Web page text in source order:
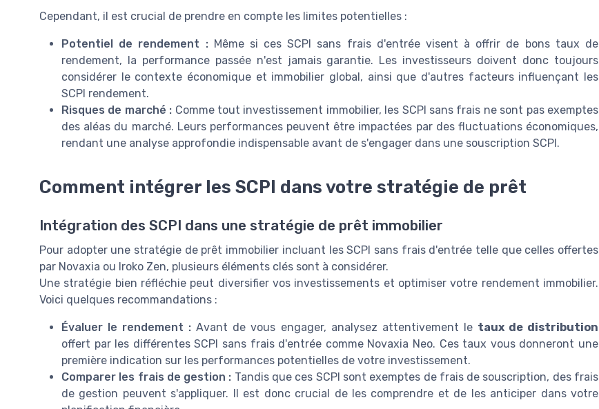
Cependant, il est crucial de prendre en compte les limites potentielles :
Potentiel de rendement :Même si ces SCPI sans frais d'entrée visent à offrir de bons taux de
rendement, la performance passée n'est jamais garantie. Les investisseurs doivent donc toujours
considérer le contexte économique et immobilier global, ainsi que d'autres facteurs influençant les
SCPI rendement.
Risques de marché : Comme tout investissement immobilier, les SCPI sans frais ne sont pas exemptes
des aléas du marché. Leurs performances peuvent être impactées par des fluctuations économiques,
rendant une analyse approfondie indispensable avant de s'engager dans une souscription SCPI.
Comment intégrer les SCPI dans votre stratégie de prêt
Intégration des SCPI dans une stratégie de prêt immobilier
Pour adopter une stratégie de prêt immobilier incluant les SCPI sans frais d'entrée telle que celles offertes
par Novaxia ou Iroko Zen, plusieurs éléments clés sont à considérer.
Une stratégie bien réfléchie peut diversifier vos investissements et optimiser votre rendement immobilier.
Voici quelques recommandations :
Évaluer le rendement : Avant de vous engager, analysez attentivement le taux de distribution
offert par les différentes SCPI sans frais d'entrée comme Novaxia Neo. Ces taux vous donneront une
première indication sur les performances potentielles de votre investissement.
Comparer les frais de gestion : Tandis que ces SCPI sont exemptes de frais de souscription, des frais
de gestion peuvent s'appliquer. Il est donc crucial de les comprendre et de les anticiper dans votre